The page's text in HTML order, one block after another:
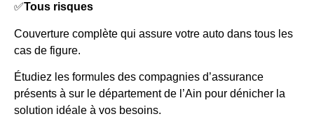
✅Tous risques
Couverture complète qui assure votre auto dans tous les
cas de figure.
Étudiez les formules des compagnies d’assurance
présents à sur le département de l’Ain pour dénicher la
solution idéale à vos besoins.